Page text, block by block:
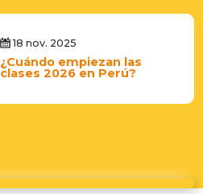
18 nov. 2025
¿Cuándo empiezan las
clases 2026 en Perú?